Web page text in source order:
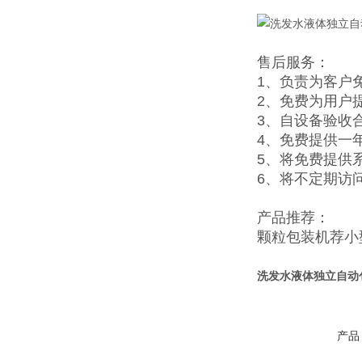
售后服务：
1、负责为客户
2、免费为用户
3、自设备验收
4、免费提供一
5、将免费提供
6、将不定期访
产品推荐：
颗粒包装机荐小
洗发水液体独立自动
产品